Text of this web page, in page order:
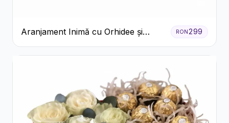
Aranjament Inimă cu Orhidee și
Floarea Miresei
RON299